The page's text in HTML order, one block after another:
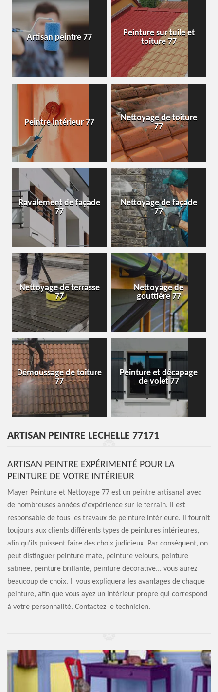
Artisan peintre 77
Peinture sur tuile et
toiture 77
Peintre intérieur 77
Nettoyage de toiture
77
Ravalement de façade
77
Nettoyage de façade
77
Nettoyage de terrasse
77
Nettoyage de
gouttière 77
Démoussage de toiture
77
Peinture et décapage
de volet 77
ARTISAN PEINTRE LECHELLE 77171
ARTISAN PEINTRE EXPÉRIMENTÉ POUR LA
PEINTURE DE VOTRE INTÉRIEUR
Mayer Peinture et Nettoyage 77 est un peintre artisanal avec
de nombreuses années d'expérience sur le terrain. Il est
responsable de tous les travaux de peinture intérieure. Il fournit
toujours aux clients différents types de peintures intérieures,
afin qu'ils puissent faire des choix judicieux. Par conséquent, on
peut distinguer peinture mate, peinture velours, peinture
satinée, peinture brillante, peinture décorative... vous aurez
beaucoup de choix. Il vous expliquera les avantages de chaque
peinture, afin que vous ayez un intérieur propre qui correspond
à votre personnalité. Contactez le technicien.